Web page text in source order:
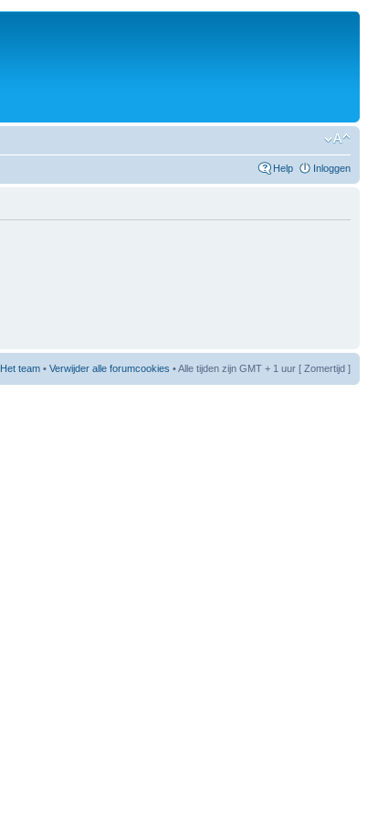
Help Inloggen
Het team • Verwijder alle forumcookies • Alle tijden zijn GMT + 1 uur [ Zomertijd ]